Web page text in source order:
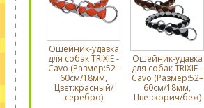
Ошейник-удавка
для собак TRIXIE -
Cavo (Размер:52–
60см/18мм,
Цвет:красный/
серебро)
Ошейник-удавка
для собак TRIXIE -
Cavo (Размер:52–
60см/18мм,
Цвет:корич/беж)